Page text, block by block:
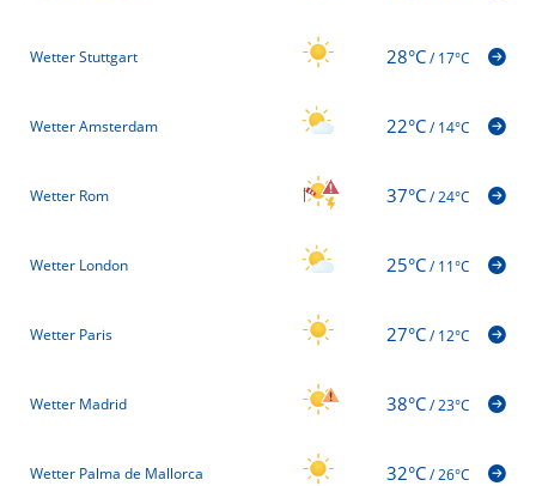
Wetter Stuttgart 28°C/17°C
Wetter Amsterdam 22°C/14°C
Wetter Rom 37°C/24°C
Wetter London 25°C/11°C
Wetter Paris 27°C/12°C
Wetter Madrid 38°C/23°C
Wetter Palma de Mallorca 32°C/26°C